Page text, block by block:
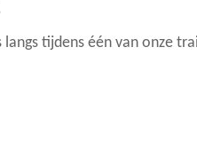
tijdens één van onze